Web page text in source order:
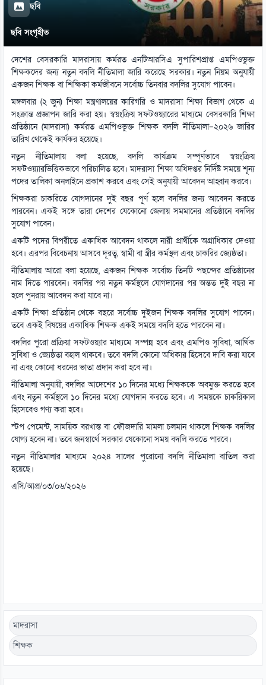
ছবি
ছবি সংগৃহীত
দেশের বেসরকারি মাদরাসায় কর্মরত এনটিআরসিএ সুপারিশপ্রাপ্ত এমপিওভুক্ত
শিক্ষকদের জন্য নতুন বদলি নীতিমালা জারি করেছে সরকার। নতুন নিয়ম অনুযায়ী
একজন শিক্ষক বা শিক্ষিকা কর্মজীবনে সর্বোচ্চ তিনবার বদলির সুযোগ পাবেন।
মঙ্গলবার (২ জুন) শিক্ষা মন্ত্রণালয়ের কারিগরি ও মাদরাসা শিক্ষা বিভাগ থেকে এ
সংক্রান্ত প্রজ্ঞাপন জারি করা হয়। স্বয়ংক্রিয় সফটওয়্যারের মাধ্যমে বেসরকারি শিক্ষা
প্রতিষ্ঠানে (মাদরাসা) কর্মরত এমপিওভুক্ত শিক্ষক বদলি নীতিমালা–২০২৬ জারির
তারিখ থেকেই কার্যকর হয়েছে।
নতুন নীতিমালায় বলা হয়েছে, বদলি কার্যক্রম সম্পূর্ণভাবে স্বয়ংক্রিয়
সফটওয়্যারভিত্তিকভাবে পরিচালিত হবে। মাদরাসা শিক্ষা অধিদপ্তর নির্দিষ্ট সময়ে শূন্য
পদের তালিকা অনলাইনে প্রকাশ করবে এবং সেই অনুযায়ী আবেদন আহ্বান করবে।
শিক্ষকরা চাকরিতে যোগদানের দুই বছর পূর্ণ হলে বদলির জন্য আবেদন করতে
পারবেন। একই সঙ্গে তারা দেশের যেকোনো জেলায় সমমানের প্রতিষ্ঠানে বদলির
সুযোগ পাবেন।
একটি পদের বিপরীতে একাধিক আবেদন থাকলে নারী প্রার্থীকে অগ্রাধিকার দেওয়া
হবে। এরপর বিবেচনায় আসবে দূরত্ব, স্বামী বা স্ত্রীর কর্মস্থল এবং চাকরির জ্যেষ্ঠতা।
নীতিমালায় আরো বলা হয়েছে, একজন শিক্ষক সর্বোচ্চ তিনটি পছন্দের প্রতিষ্ঠানের
নাম দিতে পারবেন। বদলির পর নতুন কর্মস্থলে যোগদানের পর অন্তত দুই বছর না
হলে পুনরায় আবেদন করা যাবে না।
একটি শিক্ষা প্রতিষ্ঠান থেকে বছরে সর্বোচ্চ দুইজন শিক্ষক বদলির সুযোগ পাবেন।
তবে একই বিষয়ের একাধিক শিক্ষক একই সময়ে বদলি হতে পারবেন না।
বদলির পুরো প্রক্রিয়া সফটওয়্যার মাধ্যমে সম্পন্ন হবে এবং এমপিও সুবিধা, আর্থিক
সুবিধা ও জ্যেষ্ঠতা বহাল থাকবে। তবে বদলি কোনো অধিকার হিসেবে দাবি করা যাবে
না এবং কোনো ধরনের ভাতা প্রদান করা হবে না।
নীতিমালা অনুযায়ী, বদলির আদেশের ১০ দিনের মধ্যে শিক্ষককে অবমুক্ত করতে হবে
এবং নতুন কর্মস্থলে ১০ দিনের মধ্যে যোগদান করতে হবে। এ সময়কে চাকরিকাল
হিসেবেও গণ্য করা হবে।
স্টপ পেমেন্ট, সাময়িক বরখাস্ত বা ফৌজদারি মামলা চলমান থাকলে শিক্ষক বদলির
যোগ্য হবেন না। তবে জনস্বার্থে সরকার যেকোনো সময় বদলি করতে পারবে।
নতুন নীতিমালার মাধ্যমে ২০২৪ সালের পুরোনো বদলি নীতিমালা বাতিল করা
হয়েছে।
এসি/আপ্র/০৩/০৬/২০২৬
মাদরাসা
শিক্ষক